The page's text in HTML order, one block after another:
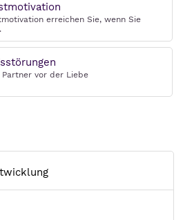
erreichen Sie, wenn Sie
vor der Liebe